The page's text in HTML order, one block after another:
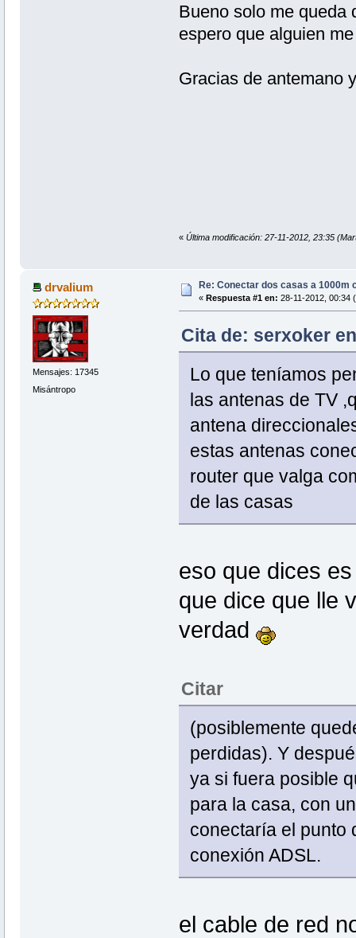
Bueno solo me queda
espero que alguien
Gracias de antemano
« Última modificación: 27-11-2012, 23:35
drvalium
Mensajes: 17345
Misántropo
Re: Conectar dos casas a 1000m
« Respuesta #1 en: 28-11-2012, 00:34
Cita de: serxoker
Lo que teníamos
las antenas de TV
antena
estas antenas
router que valga
de las casas
eso que dices
que dice que lle
verdad
Citar
(posiblemente
perdidas). Y
ya si fuera posible
para la casa, con
conectaría el punto
conexión ADSL.
el cable de red